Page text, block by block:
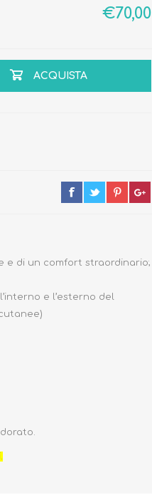
€70,00
ACQUISTA
e di un comfort straordinario;
e l’esterno del